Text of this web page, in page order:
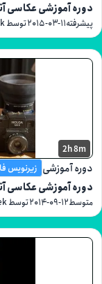
عکاسی آنالوگ:
۲۰۱۵-۰۳-۱۱توسط Konrad Eek
زیرنویس فارسی
عکاسی آنالوگ:
۲۰۱۴-۰۹-۱۲توسط Konrad Eek